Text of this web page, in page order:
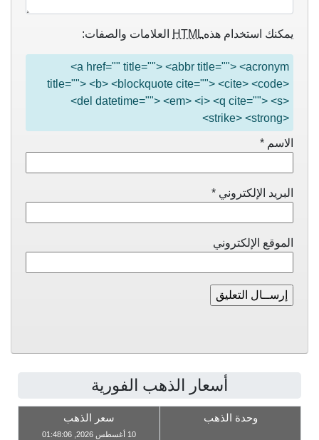
يمكنك استخدام هذهHTML العلامات والصفات:
<a href="" title=""> <abbr title=""> <acronym
title=""> <b> <blockquote cite=""> <cite> <code>
<del datetime=""> <em> <i> <q cite=""> <s>
<strike> <strong>
الاسم *
البريد الإلكتروني *
الموقع الإلكتروني
أسعار الذهب الفورية
وحدة الذهب سعر الذهب
10 أغسطس 2026, 01:48:06